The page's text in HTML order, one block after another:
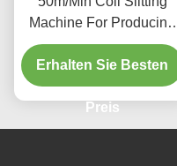
Machine For Producing
Precise Metal
Components Vehicle
Manufacturing Industry
Erhalten Sie Besten
Preis